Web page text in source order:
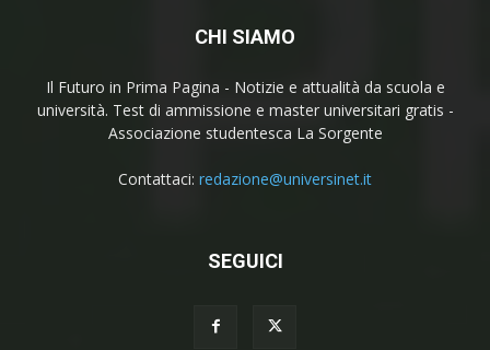
CHI SIAMO
Il Futuro in Prima Pagina - Notizie e attualità da scuola e
università. Test di ammissione e master universitari gratis -
Associazione studentesca La Sorgente
Contattaci: redazione@universinet.it
SEGUICI